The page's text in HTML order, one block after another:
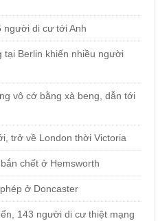
người di cư tới Anh
tại Berlin khiến nhiều người
vô cớ bằng xà beng, dẫn tới
trở về London thời Victoria
chết ở Hemsworth
ở Doncaster
143 người di cư thiệt mạng